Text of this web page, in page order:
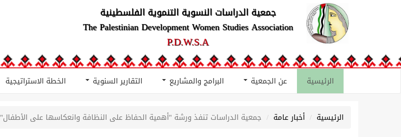
جمعية الدراسات النسوية التنموية الفلسطينية
The Palestinian Development Women Studies Association
P.D.W.S.A
الرئيسية عن الجمعية البرامج والمشاريع التقارير السنوية الخطة الاستراتيجية
الرئيسية أخبار عامة جمعية الدراسات تنفذ ورشة "أهمية الحفاظ على النظافة وانعكاسها على الأطفال"